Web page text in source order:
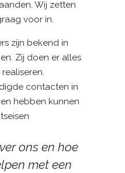
Wij zetten
voor in.
zijn bekend in
Zij doen er alles
contacten in
hebben kunnen
ons en hoe
met een